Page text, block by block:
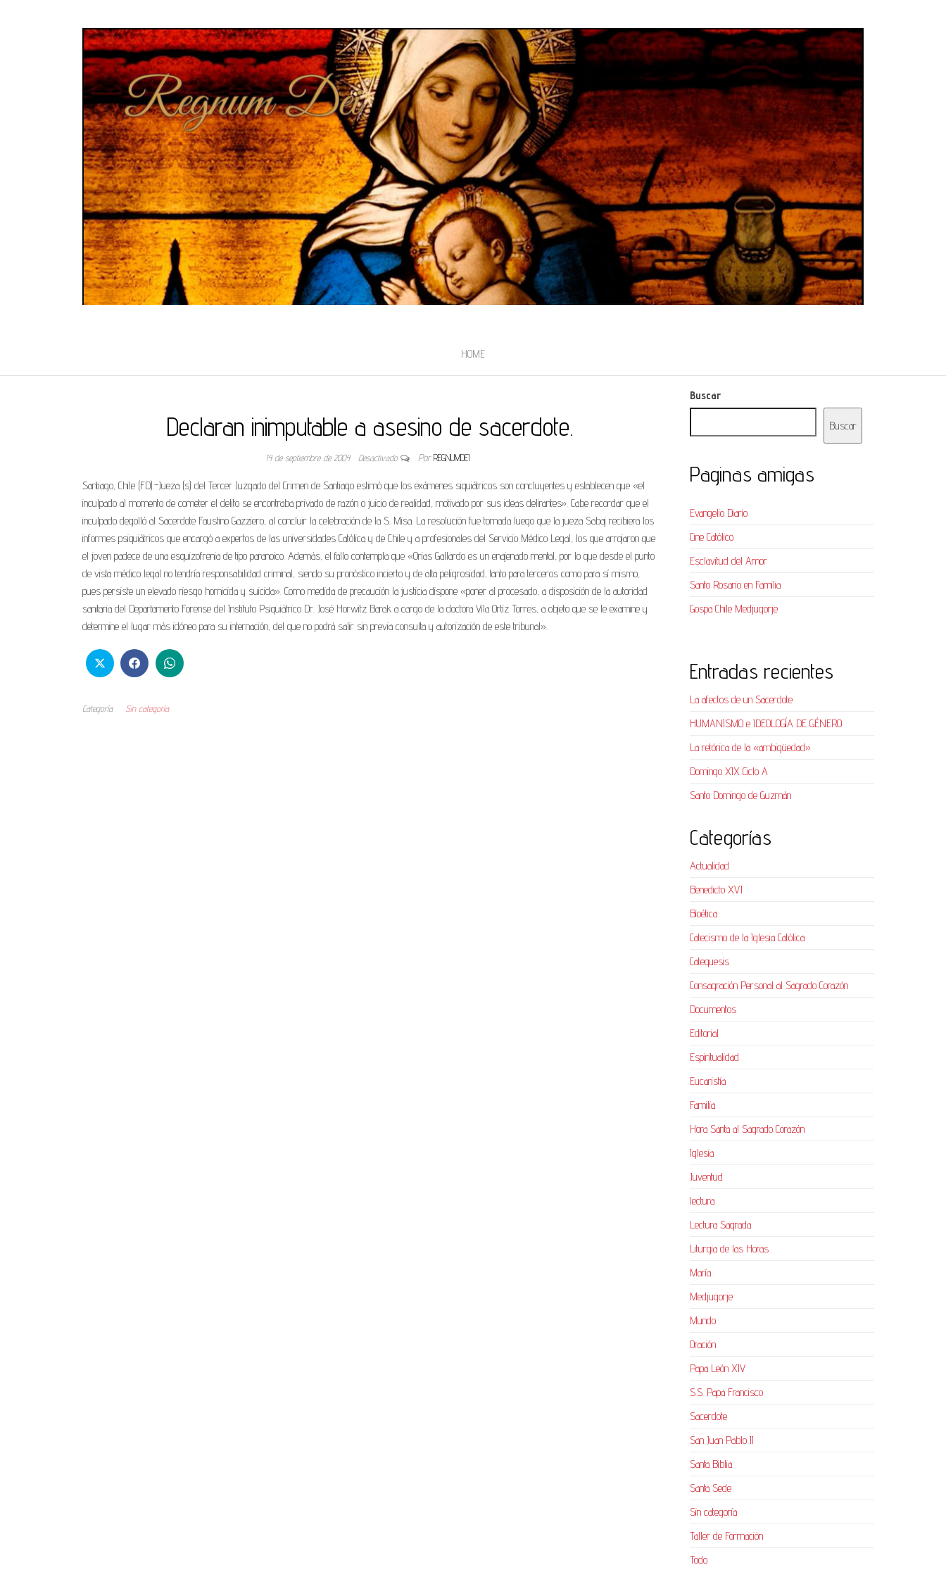
HOME
Declaran inimputable a asesino de sacerdote.
14 de septiembre de 2004 Desactivado Por REGNUMDEI
Santiago, Chile (FD).-Jueza (s) del Tercer Juzgado del Crimen de Santiago estimó que los exámenes siquiátricos son concluyentes y establecen que «el
inculpado al momento de cometer el delito se encontraba privado de razón o juicio de realidad, motivado por sus ideas delirantes». Cabe recordar que el
inculpado degolló al Sacerdote Faustino Gazziero, al concluir la celebración de la S. Misa. La resolución fue tomada luego que la jueza Sabaj recibiera los
informes psiquiátricos que encargó a expertos de las universidades Católica y de Chile y a profesionales del Servicio Médico Legal, los que arrojaron que
el joven padece de una esquizofrenia de tipo paranoico. Además, el fallo contempla que «Orias Gallardo es un enajenado mental, por lo que desde el punto
de vista médico legal no tendría responsabilidad criminal, siendo su pronóstico incierto y de alta peligrosidad, tanto para terceros como para sí mismo,
pues persiste un elevado riesgo homicida y suicida». Como medida de precaución la justicia dispone «poner al procesado, a disposición de la autoridad
sanitaria del Departamento Forense del Instituto Psiquiátrico Dr. José Horwitz Barak a cargo de la doctora Vila Ortiz Torres, a objeto que se le examine y
determine el lugar más idóneo para su internación, del que no podrá salir sin previa consulta y autorización de este tribunal».
Categoría Sin categoría
Buscar
Buscar
Paginas amigas
Evangelio Diario
Cine Católico
Esclavitud del Amor
Santo Rosario en Familia
Gospa Chile Medjugorje
Entradas recientes
La afectos de un Sacerdote
HUMANISMO e IDEOLOGÍA DE GÉNERO
La retórica de la «ambigüedad»
Domingo XIX Ciclo A
Santo Domingo de Guzmán
Categorías
Actualidad
Benedicto XVI
Bioética
Catecismo de la Iglesia Católica
Catequesis
Consagración Personal al Sagrado Corazón
Documentos
Editorial
Espiritualidad
Eucaristía
Familia
Hora Santa al Sagrado Corazón
Iglesia
Juventud
lectura
Lectura Sagrada
Liturgia de las Horas
María
Medjugorje
Mundo
Oración
Papa León XIV
S.S. Papa Francisco
Sacerdote
San Juan Pablo II
Santa Biblia
Santa Sede
Sin categoría
Taller de Formación
Todo